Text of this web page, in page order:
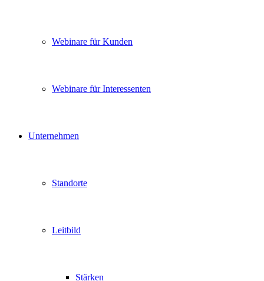
Webinare für Kunden
Webinare für Interessenten
Unternehmen
Standorte
Leitbild
Stärken